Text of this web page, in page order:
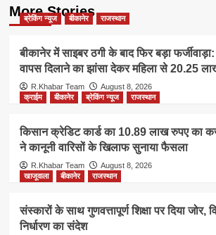
More Stories
ब्रेकिंग न्यूज बीकानेर राजस्थान
बीकानेर में साइबर ठगी के बाद फिर बड़ा
वापस दिलाने का झांसा देकर महिला से 20.25
R.Khabar Team
August 8, 2026
क्राईम
बीकानेर ब्रेकिंग न्यूज राजस्थान
किसान क्रेडिट कार्ड का 10.89 लाख रुपए का
ने कानूनी वारिसों के खिलाफ सुनाया फैसला
R.Khabar Team
August 8, 2026
खाजूवाला
बीकानेर राजस्थान
संस्कारों के साथ गुणवत्तापूर्ण शिक्षा पर दिया जोर,
निर्धारण का संदेश